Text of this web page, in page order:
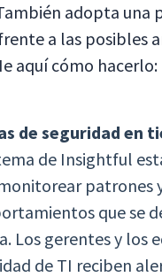
adopta una
a las posibles
aquí cómo hacerlo:
de seguridad en
de Insightful
patrones
que se
Los gerentes y los
de TI reciben